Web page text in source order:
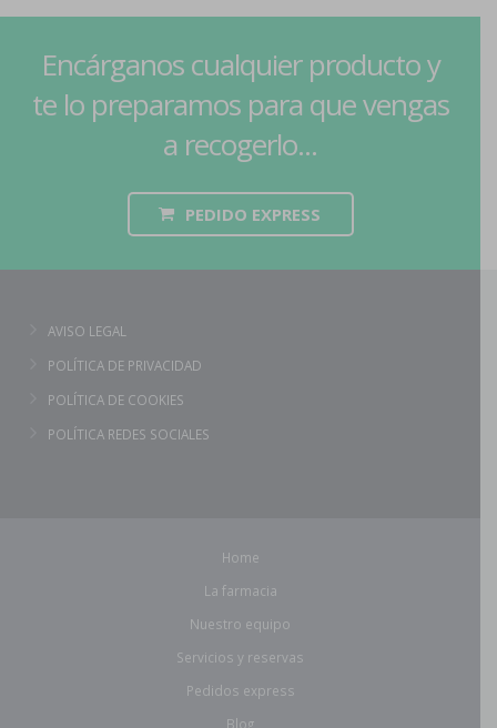
Encárganos cualquier producto y
te lo preparamos para que vengas
a recogerlo...
PEDIDO EXPRESS
AVISO LEGAL
POLÍTICA DE PRIVACIDAD
POLÍTICA DE COOKIES
POLÍTICA REDES SOCIALES
Home
La farmacia
Nuestro equipo
Servicios y reservas
Pedidos express
Blog